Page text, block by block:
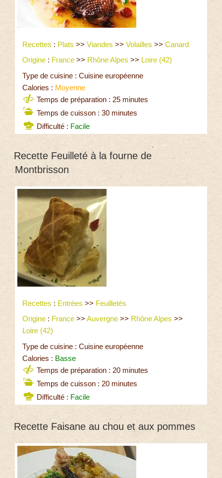
Recettes : Plats >> Viandes >> Volailles >> Canard
Origine : France >> Rhône Alpes >> Loire (42)
Type de cuisine : Cuisine européenne
Calories : Moyenne
Temps de préparation : 25 minutes
Temps de cuisson : 30 minutes
Difficulté : Facile
Recette Feuilleté à la fourne de
Montbrisson
Recettes : Entrées >> Feuilletés
Origine : France >> Auvergne >> Rhône Alpes >>
Loire (42)
Type de cuisine : Cuisine européenne
Calories : Basse
Temps de préparation : 20 minutes
Temps de cuisson : 20 minutes
Difficulté : Facile
Recette Faisane au chou et aux pommes